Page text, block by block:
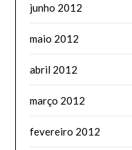
junho 2012
maio 2012
abril 2012
março 2012
fevereiro 2012